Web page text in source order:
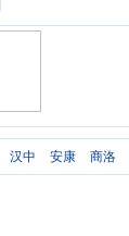
汉中 安康 商洛